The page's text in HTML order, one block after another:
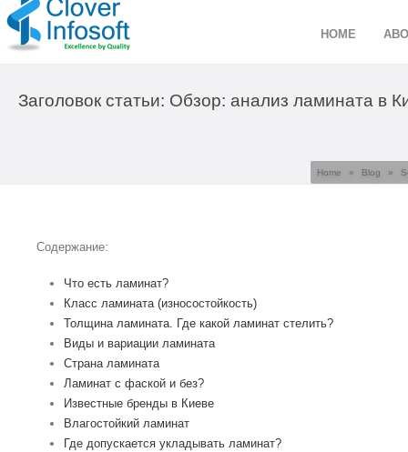
HOME
Заголовок статьи: Обзор: анализ ламината в
Home » Blog »
Содержание:
Что есть ламинат?
Класс ламината (износостойкость)
Толщина ламината. Где какой ламинат стелить?
Виды и вариации ламината
Страна ламината
Ламинат с фаской и без?
Известные бренды в Киеве
Влагостойкий ламинат
Где допускается укладывать ламинат?